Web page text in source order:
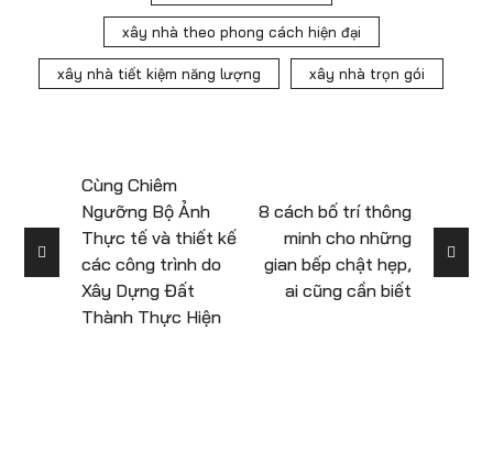
xây nhà theo phong cách hiện đại
xây nhà tiết kiệm năng lượng xây nhà trọn gói
Cùng Chiêm
Ngưỡng Bộ Ảnh
Thực tế và thiết kế
các công trình do
Xây Dựng Đất
Thành Thực Hiện
8 cách bố trí thông
minh cho những
gian bếp chật hẹp,
ai cũng cần biết